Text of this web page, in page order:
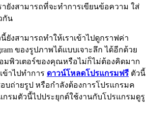
งสามารถที่จะทำการเขียนข้อความ ใส่
กัน
ยังสามารถทำให้เราเข้าไปดูกราฟค่า
ของรูปภาพได้แบบเจาะลึก ได้อีกด้วย
มพิวเตอร์ของคุณหรือไม่ก็ไม่ต้องคิดมาก
าไปทำการ ดาวน์โหลดโปรแกรมฟรี ตัวนี้
บถ่ายรูป หรือกำลังต้องการโปรแกรมค
กรมตัวนี้ไปประยุกต์ใช้งานกับโปรแกรมดูรู